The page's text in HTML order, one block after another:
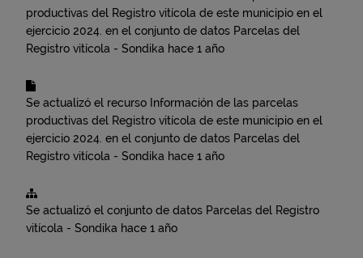
productivas del Registro vitícola de este municipio en el
ejercicio 2024. en el conjunto de datos Parcelas del
Registro vitícola - Sondika hace 1 año
Se actualizó el recurso Información de las parcelas
productivas del Registro vitícola de este municipio en el
ejercicio 2024. en el conjunto de datos Parcelas del
Registro vitícola - Sondika hace 1 año
Se actualizó el conjunto de datos Parcelas del Registro
vitícola - Sondika hace 1 año